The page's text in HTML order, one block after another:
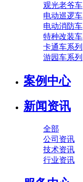
观光老爷车
电动巡逻车
电动消防车
特种改装车
卡通车系列
游园车系列
案例中心
新闻资讯
全部
公司资讯
技术资讯
行业资讯